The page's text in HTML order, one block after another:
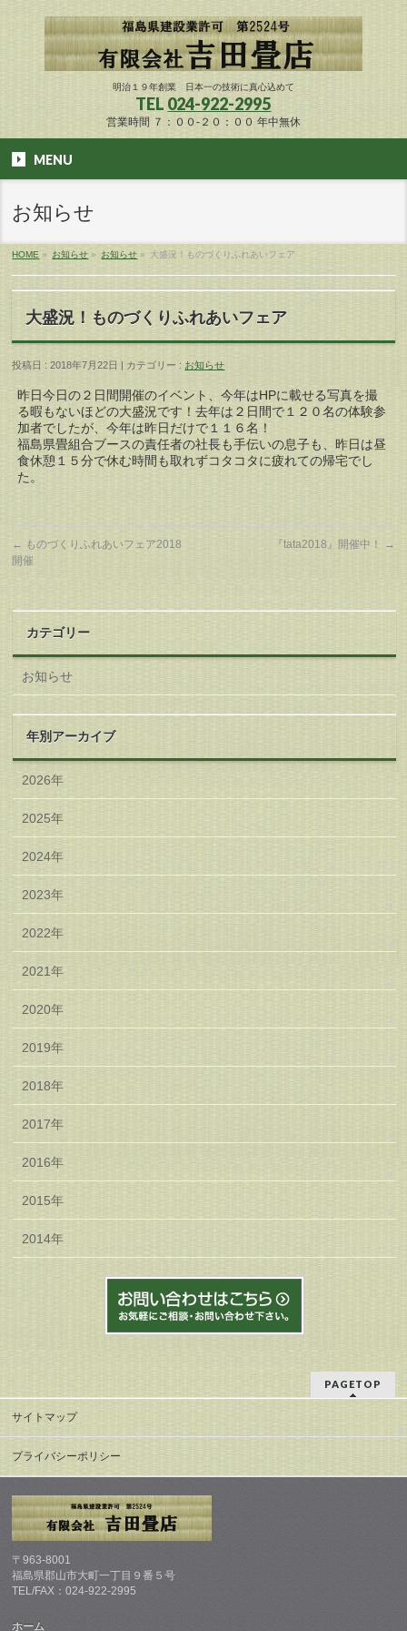
明治１９年創業 日本一の技術に真心込めて
TEL 024-922-2995
営業時間 ７：００-２０：００ 年中無休
MENU
お知らせ
HOME » お知らせ » お知らせ » 大盛況！ものづくりふれあいフェア
大盛況！ものづくりふれあいフェア
投稿日 : 2018年7月22日 | カテゴリー : お知らせ
昨日今日の２日間開催のイベント、今年はHPに載せる写真を撮
る暇もないほどの大盛況です！去年は２日間で１２０名の体験参
加者でしたが、今年は昨日だけで１１６名！
福島県畳組合ブースの責任者の社長も手伝いの息子も、昨日は昼
食休憩１５分で休む時間も取れずコタコタに疲れての帰宅でし
た。
← ものづくりふれあいフェア2018
開催
『tata2018』開催中！ →
カテゴリー
お知らせ
年別アーカイブ
2026年
2025年
2024年
2023年
2022年
2021年
2020年
2019年
2018年
2017年
2016年
2015年
2014年
PAGETOP
サイトマップ
プライバシーポリシー
〒963-8001
福島県郡山市大町一丁目９番５号
TEL/FAX：024-922-2995
ホーム